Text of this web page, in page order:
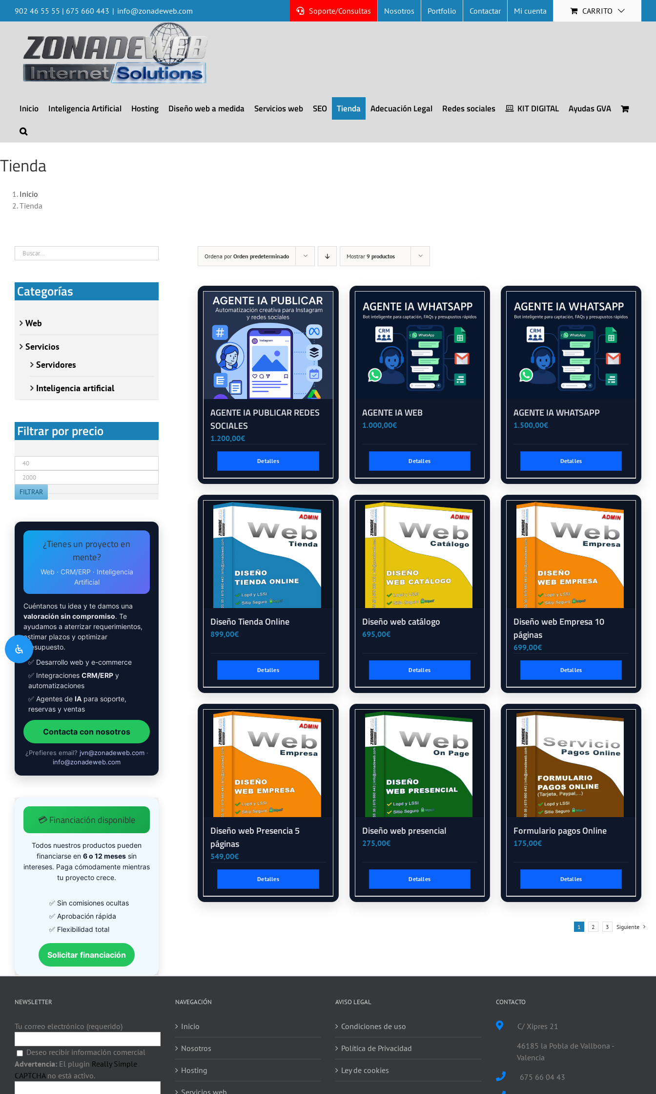
902 46 55 55 | 675 660 443 | info@zonadeweb.com Soporte/Consultas Nosotros Portfolio Contactar Mi cuenta CARRITO
Inicio Inteligencia Artificial Hosting Diseño web a medida Servicios web SEO Tienda Adecuación Legal Redes sociales KIT DIGITAL Ayudas GVA
Tienda
Inicio
Tienda
Ordena porOrden predeterminado Mostrar9 productos
AGENTE IA PUBLICAR REDES
SOCIALES
1.200,00€
Detalles
AGENTE IA WEB
1.000,00€
Detalles
AGENTE IA WHATSAPP
1.500,00€
Detalles
Diseño Tienda Online
899,00€
Detalles
Diseño web catálogo
695,00€
Detalles
Diseño web Empresa 10
páginas
699,00€
Detalles
Diseño web Presencia 5
páginas
549,00€
Detalles
Diseño web presencial
275,00€
Detalles
Formulario pagos Online
175,00€
Detalles
1 2 3 Siguiente
Categorías
Web
Servicios
Servidores
Inteligencia artificial
Filtrar por precio
Precio
mínimo
Precio
máximo
FILTRAR
¿Tienes un proyecto en
mente?
Web · CRM/ERP · Inteligencia
Artificial
Cuéntanos tu idea y te damos una
valoración sin compromiso. Te
ayudamos a aterrizar requerimientos,
estimar plazos y optimizar
presupuesto.
✅ Desarrollo web y e-commerce
✅ Integraciones CRM/ERP y
automatizaciones
✅ Agentes de IA para soporte,
reservas y ventas
Contacta con nosotros
¿Prefieres email? jvn@zonadeweb.com·
info@zonadeweb.com
💳 Financiación disponible
Todos nuestros productos pueden
financiarse en6 o 12 meses sin
intereses. Paga cómodamente mientras
tu proyecto crece.
✅ Sin comisiones ocultas
✅ Aprobación rápida
✅ Flexibilidad total
Solicitar financiación
NEWSLETTER
Tu correo electrónico (requerido)
Deseo recibir información comercial
Advertencia: El plugin Really Simple
CAPTCHAno está activo.
NAVEGACIÓN
Inicio
Nosotros
Hosting
AVISO LEGAL
Condiciones de uso
Política de Privacidad
Ley de cookies
CONTACTO
C/ Xipres 21
46185 la Pobla de Vallbona -
Valencia
675 66 04 43